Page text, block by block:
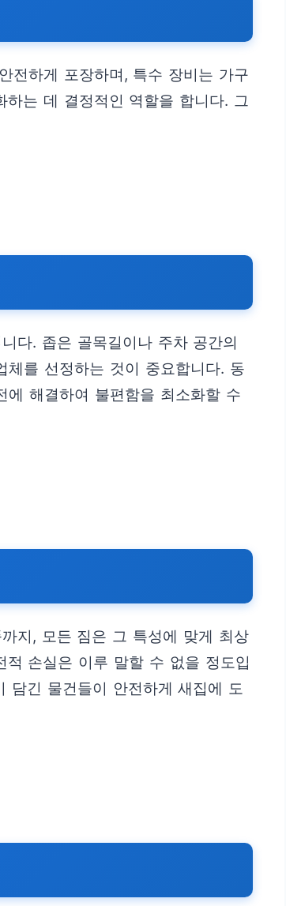
전하게 포장하며, 특수 장비는 가구
는 데 결정적인 역할을 합니다. 그
다. 좁은 골목길이나 주차 공간의
를 선정하는 것이 중요합니다. 동
해결하여 불편함을 최소화할 수
지, 모든 짐은 그 특성에 맞게 최상
손실은 이루 말할 수 없을 정도입
담긴 물건들이 안전하게 새집에 도